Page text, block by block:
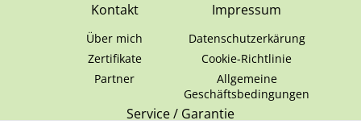
Kontakt
Über mich
Zertifikate
Partner
Impressum
Datenschutzerkärung
Cookie-Richtlinie
Allgemeine
Geschäftsbedingungen
Service / Garantie